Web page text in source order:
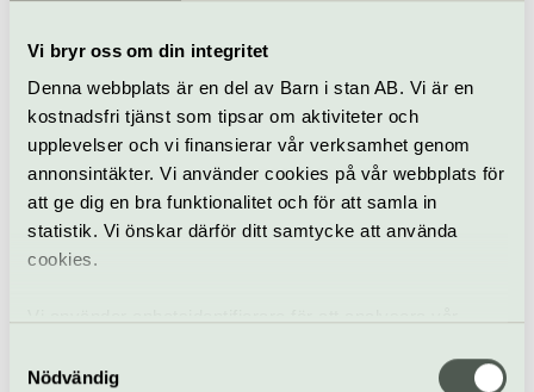
Vi bryr oss om din integritet
Denna webbplats är en del av Barn i stan AB. Vi är en
kostnadsfri tjänst som tipsar om aktiviteter och
upplevelser och vi finansierar vår verksamhet genom
annonsintäkter. Vi använder cookies på vår webbplats för
att ge dig en bra funktionalitet och för att samla in
statistik. Vi önskar därför ditt samtycke att använda
cookies.
samt tillhandahålla funktioner för sociala medier. Vi
Nödvändig
Konsert Fasching
Konsert
Bobo Stenson Trio